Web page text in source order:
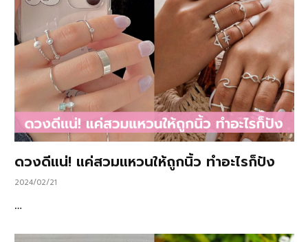
ดวงดีแน่! แค่สวมแหวนให้ถูกนิ้ว ทำอะไรก็ปัง
2024/02/21
…